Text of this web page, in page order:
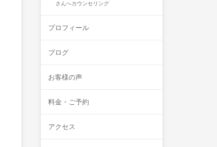
さんへカウンセリング
プロフィール
ブログ
お客様の声
料金・ご予約
アクセス